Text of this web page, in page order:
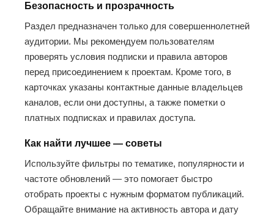
Безопасность и прозрачность
Раздел предназначен только для совершеннолетней
аудитории. Мы рекомендуем пользователям
проверять условия подписки и правила авторов
перед присоединением к проектам. Кроме того, в
карточках указаны контактные данные владельцев
каналов, если они доступны, а также пометки о
платных подписках и правилах доступа.
Как найти лучшее — советы
Используйте фильтры по тематике, популярности и
частоте обновлений — это помогает быстро
отобрать проекты с нужным форматом публикаций.
Обращайте внимание на активность автора и дату